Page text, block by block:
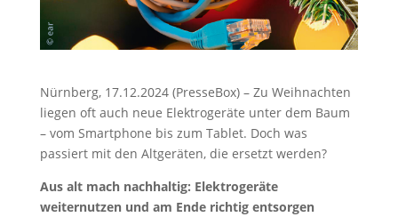
Nürnberg, 17.12.2024 (PresseBox) – Zu Weihnachten
liegen oft auch neue Elektrogeräte unter dem Baum
– vom Smartphone bis zum Tablet. Doch was
passiert mit den Altgeräten, die ersetzt werden?
Aus alt mach nachhaltig: Elektrogeräte
weiternutzen und am Ende richtig entsorgen